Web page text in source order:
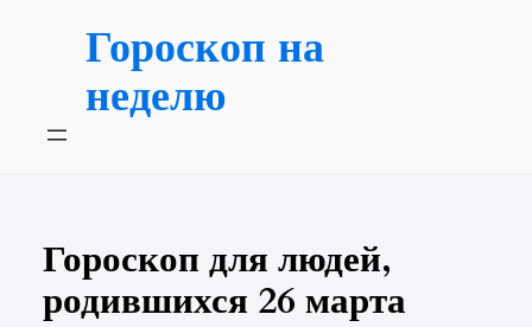
содержимомуГороскоп на
неделю
Гороскоп для людей,
родившихся 26 марта